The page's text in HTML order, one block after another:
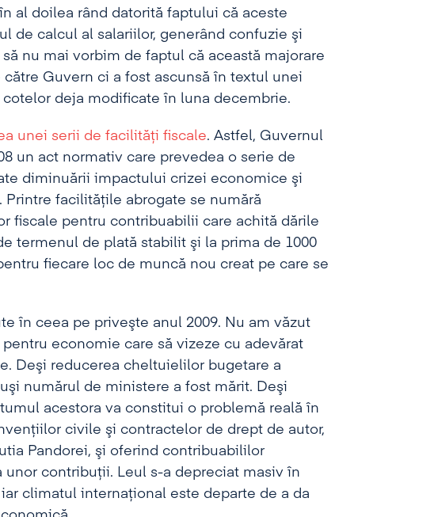
al doilea rând datorită faptului că aceste
de calcul al salariilor, generând confuzie şi
nu mai vorbim de faptul că această majorare
Guvern ci a fost ascunsă în textul unei
deja modificate în luna decembrie.
unei serii de facilităţi fiscale. Astfel, Guvernul
un act normativ care prevedea o serie de
diminuării impactului crizei economice şi
facilităţile abrogate se numără
fiscale pentru contribuabilii care achită dările
termenul de plată stabilit şi la prima de 1000
fiecare loc de muncă nou creat pe care se
în ceea pe priveşte anul 2009. Nu am văzut
economie care să vizeze cu adevărat
Deşi reducerea cheltuielilor bugetare a
numărul de ministere a fost mărit. Deşi
acestora va constitui o problemă reală în
civile şi contractelor de drept de autor,
Pandorei, şi oferind contribuabililor
contribuţii. Leul s-a depreciat masiv în
climatul internaţional este departe de a da